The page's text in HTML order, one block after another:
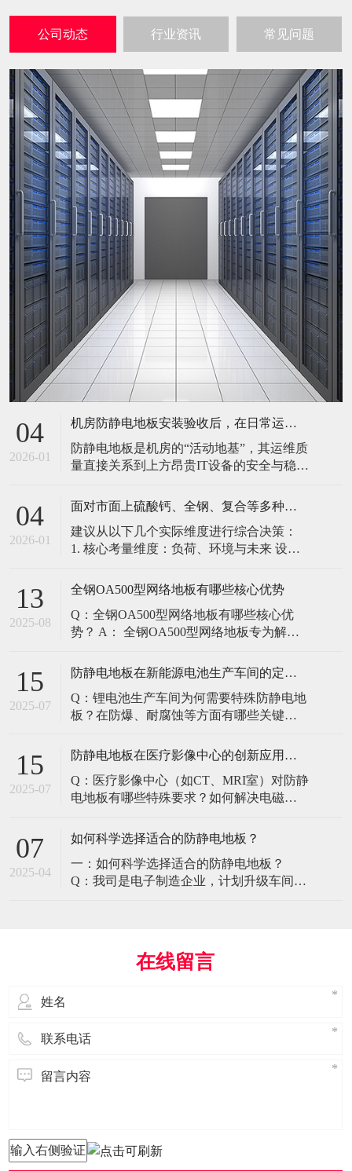
公司动态 行业资讯 常见问题
04
2026-01
机房防静电地板安装验收后，在日常运维中常常被忽视。请问，一套规范的、可操作的维护规程应包含哪些内容？有哪些“小问题”若不及时处理，会演变成“大故障”？
防静电地板是机房的“活动地基”，其运维质
量直接关系到上方昂贵IT设备的安全与稳
修，是保障其长期可靠的关键。 1. 建立分
由值班工程师执行）： 观： 巡检时观察地
面有无明显的水渍、油污或其它液体泼
04
2026-01
面对市面上硫酸钙、全钢、复合等多种类型的机房防静电地板，我们该如何科学选型？除了预算，更应该从哪些实际维度进行考量，以避免“过度配置”或“配置不足”？
建议从以下几个实际维度进行综合决策：
1. 核心考量维度：负荷、环境与未来 设备
您必须计算机房规划区域内最重设备的单
点载荷（通常指服务器机柜的支脚压
力）。 轻型机房（标准服务器/网络柜）：
单点载荷通常在1960N，主流的优质复合地
13
2025-08
全钢OA500型网络地板有哪些核心优势
Q：全钢OA500型网络地板有哪些核心优
势？ A： 全钢OA500型网络地板专为解决
以下核心优势： 高强度结构：采用优质冷
轧钢板拉伸焊接成型，表面磷化后静电喷
塑，防锈耐磨，承重性能优异。 便捷布
线：配套活动线槽板设计，可轻松掀起盖
15
2025-07
防静电地板在新能源电池生产车间的定制化解决方案
Q：锂电池生产车间为何需要特殊防静电地
板？在防爆、耐腐蚀等方面有哪些关键技
环境并存的特殊场景，需要全方位防护方
境要求 • 防爆等级：Ex IIB T4（ATEX认
证） • 静电泄放速度：<0.
15
2025-07
防静电地板在医疗影像中心的创新应用方案
Q：医疗影像中心（如CT、MRI室）对防静
电地板有哪些特殊要求？如何解决电磁干
环境特殊性对防静电地板提出了前所未有
疗影像环境的特殊需求 电磁兼容性要求 •
MRI室需完全无磁：磁化率<0.001（
07
2025-04
如何科学选择适合的防静电地板？
一：如何科学选择适合的防静电地板？
Q：我司是电子制造企业，计划升级车间地
用场景、技术指标及长期维护成本综合考
量。作为深耕行业多年的广东立品地板科
在线留言